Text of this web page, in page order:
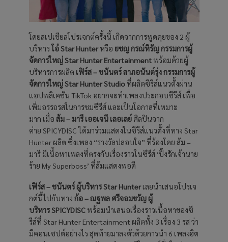
โดยสเปเชียลโปรเจกต์ครั้งนี้ เกิดจากการพูดคุยของ 2 ผู้
บริหารโอ๋ Star Hunterหรือ ยชญ กรณ์หิรัญกรรมการผู้
จัดการใหญ่ Star Hunter Entertainmentพร้อมด้วยผู้
บริหารการผลิต เฟิร์ส – ชนันตร์ ลาภอนันต์รุ่งกรรมการผู้
จัดการใหญ่ Star Hunter Studioที่ผลิตซีรีส์แนวตั้งผ่าน
แอปพลิเคชัน TikTok อยากจะทำเพลงประกอบซีรีส์ เพื่อ
เพิ่มอรรถรสในการชมซีรีส์ และเป็นโอกาสที่เหมาะ
มาก เมื่อ ส้ม – มารี เออเจนี เลอเลย์ศิลปินจาก
ค่าย SPICYDISC ได้มาร่วมแสดงในซีรีส์แนวตั้งที่ทาง Star
Hunter ผลิต ซึ่งเพลง “รางวัลปลอบใจ” ที่ร้องโดย ส้ม –
มารี มีเนื้อหาเพลงที่ตรงกับเรื่องราวในซีรีส์ ‘ปิ๊งรักเจ้านาย
ร้าย My Superboss’ ที่ส้มแสดงพอดี
เฟิร์ส – ชนันตร์ ผู้บริหาร Star Hunterเลยนำเสนอโปรเจ
กต์นี้ไปกับทาง ก้อ – ณฐพล ศรีจอมขวัญ ผู้
บริหาร SPICYDISCพร้อมนำเสนอเรื่องราวเนื้อหาของซี
รีส์ที่ Star Hunter Entertainment ผลิตทั้ง 3 เรื่อง 3 รส ว่า
มีคอนเซปต์อย่างไร สุดท้ายมาลงตัวด้วยการนำ 6 เพลงฮิต